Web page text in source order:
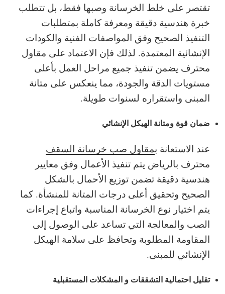
تقتصر على خلط الخرسانة وصبها فقط، بل تتطلب
خبرة هندسية دقيقة ومعرفة كاملة بمتطلبات
التنفيذ الصحيح وفق المواصفات الفنية والكودات
الإنشائية المعتمدة. لذلك فإن الاعتماد على مقاول
محترف يضمن تنفيذ جميع مراحل العمل بأعلى
مستويات الدقة والجودة، مما ينعكس على متانة
المبنى واستقراره لسنوات طويلة.
ضمان قوة ومتانة الهيكل الإنشائي
عند الاستعانة بمقاول صب خرسانة السقف
محترف بالرياض يتم تنفيذ الأعمال وفق معايير
هندسية دقيقة تضمن توزيع الأحمال بالشكل
الصحيح وتحقيق أعلى درجات المتانة للمنشأة. كما
يتم اختيار نوع الخرسانة المناسبة واتباع إجراءات
الصب والمعالجة التي تساعد على الوصول إلى
المقاومة المطلوبة وتحافظ على سلامة الهيكل
الإنشائي للمبنى.
تقليل احتمالية التشققات و المشكلات المستقبلية